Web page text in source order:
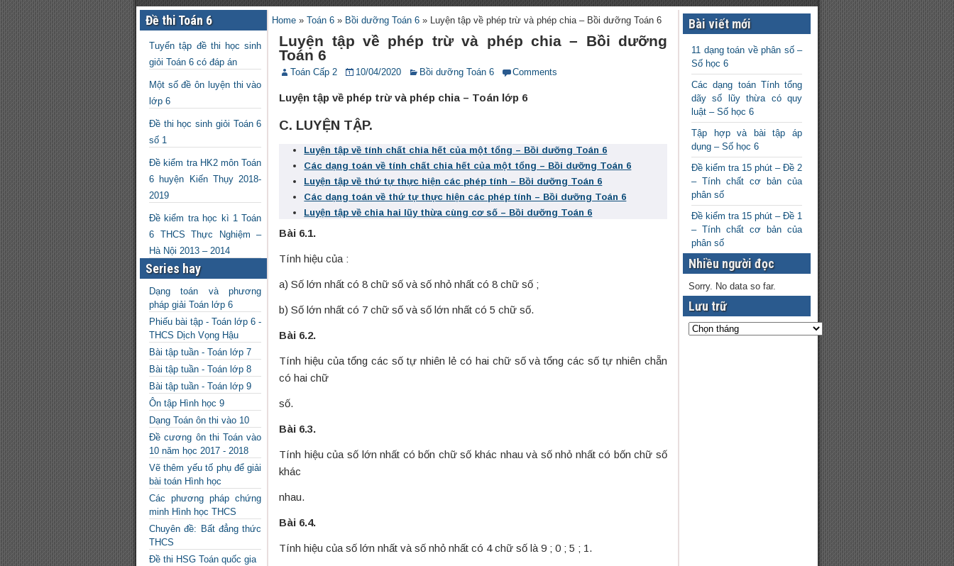
Đề thi Toán 6
Tuyển tập đề thi học sinh
giỏi Toán 6 có đáp án
Một số đề ôn luyện thi vào
lớp 6
Đề thi học sinh giỏi Toán 6
số 1
Đề kiểm tra HK2 môn Toán
6 huyện Kiến Thụy 2018-
2019
Đề kiểm tra học kì 1 Toán
6 THCS Thực Nghiệm –
Hà Nội 2013 – 2014
Series hay
Dạng toán và phương
pháp giải Toán lớp 6
Phiếu bài tập - Toán lớp 6 -
THCS Dịch Vọng Hậu
Bài tập tuần - Toán lớp 7
Bài tập tuần - Toán lớp 8
Bài tập tuần - Toán lớp 9
Ôn tập Hình học 9
Dạng Toán ôn thi vào 10
Đề cương ôn thi Toán vào
10 năm học 2017 - 2018
Vẽ thêm yếu tố phụ để giải
bài toán Hình học
Các phương pháp chứng
minh Hình học THCS
Chuyên đề: Bất đẳng thức
THCS
Đề thi HSG Toán quốc gia
Home »Toán 6 » Bồi dưỡng Toán 6 » Luyện tập về phép trừ và phép chia – Bồi dưỡng Toán 6
Luyện tập về phép trừ và phép chia – Bồi dưỡng
Toán 6
Toán Cấp 2 10/04/2020 Bồi dưỡng Toán 6 Comments
Luyện tập về phép trừ và phép chia – Toán lớp 6
C. LUYỆN TẬP.
Luyện tập về tính chất chia hết của một tổng – Bồi dưỡng Toán 6
Các dạng toán về tính chất chia hết của một tổng – Bồi dưỡng Toán 6
Luyện tập về thứ tự thực hiện các phép tính – Bồi dưỡng Toán 6
Các dạng toán về thứ tự thực hiện các phép tính – Bồi dưỡng Toán 6
Luyện tập về chia hai lũy thừa cùng cơ số – Bồi dưỡng Toán 6
Bài 6.1.
Tính hiệu của :
a) Số lớn nhất có 8 chữ số và số nhỏ nhất có 8 chữ số ;
b) Số lớn nhất có 7 chữ số và số lớn nhất có 5 chữ số.
Bài 6.2.
Tính hiệu của tổng các số tự nhiên lẻ có hai chữ số và tổng các số tự nhiên chẵn
có hai chữ
số.
Bài 6.3.
Tính hiệu của số lớn nhất có bốn chữ số khác nhau và số nhỏ nhất có bốn chữ số
khác
nhau.
Bài 6.4.
Tính hiệu của số lớn nhất và số nhỏ nhất có 4 chữ số là 9 ; 0 ; 5 ; 1.
Bài viết mới
11 dạng toán về phân số –
Số học 6
Các dạng toán Tính tổng
dãy số lũy thừa có quy
luật – Số học 6
Tập hợp và bài tập áp
dụng – Số học 6
Đề kiểm tra 15 phút – Đề 2
– Tính chất cơ bản của
phân số
Đề kiểm tra 15 phút – Đề 1
– Tính chất cơ bản của
phân số
Nhiều người đọc
Sorry. No data so far.
Lưu trữ